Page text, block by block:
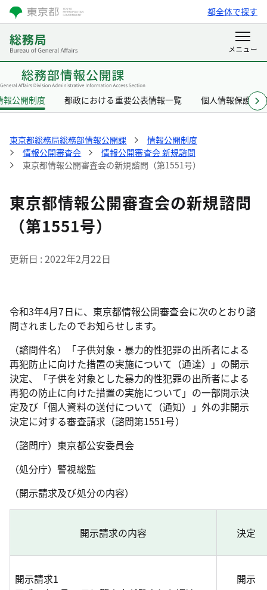
都全体で探す
報公開制度 都政における重要公表情報一覧 個人情報保護制
東京都総務局総務部情報公開課
情報公開制度
情報公開審査会
情報公開審査会 新規諮問
東京都情報公開審査会の新規諮問（第1551号）
東京都情報公開審査会の新規諮問
（第1551号）
更新日 2022年2月22日
令和3年4月7日に、東京都情報公開審査会に次のとおり諮
問されましたのでお知らせします。
（諮問件名）「子供対象・暴力的性犯罪の出所者による
再犯防止に向けた措置の実施について（通達）」の開示
決定、「子供を対象とした暴力的性犯罪の出所者による
再犯の防止に向けた措置の実施について」の一部開示決
定及び「個人資料の送付について（通知）」外の非開示
決定に対する審査請求（諮問第1551号）
（諮問庁）東京都公安委員会
（処分庁）警視総監
（開示請求及び処分の内容）
開示請求の内容 決定
開示請求1
開示